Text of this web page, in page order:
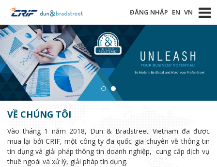
ĐĂNG NHẬP EN VN
VỀ CHÚNG TÔI
Vào tháng 1 năm 2018, Dun & Bradstreet Vietnam đã được
mua lại bởi CRIF, một công ty đa quốc gia chuyên về thông tin
tín dụng và giải pháp thông tin doanh nghiệp, cung cấp dịch vụ
thuê ngoài và xử lý, giải pháp tín dụng.